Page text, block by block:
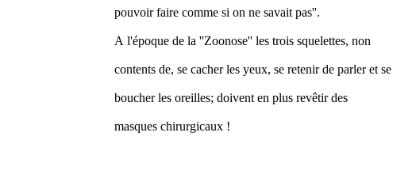
pouvoir faire comme si on ne savait pas''.
A l'époque de la ''Zoonose'' les trois squelettes, non
contents de, se cacher les yeux, se retenir de parler et se
boucher les oreilles; doivent en plus revêtir des
masques chirurgicaux !